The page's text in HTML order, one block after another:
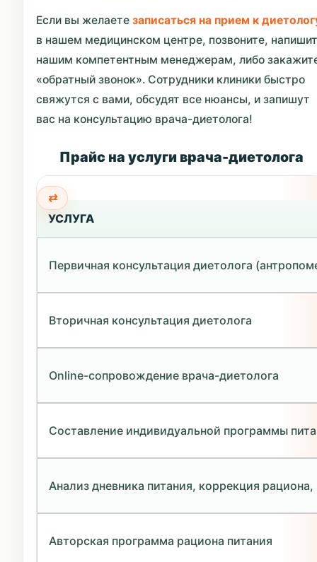
Если вы желаете записаться на прием к
в нашем медицинском центре, позвоните,
нашим компетентным менеджерам, либо
«обратный звонок». Сотрудники клиники быстро
свяжутся с вами, обсудят все нюансы, и запишут
вас на консультацию врача-диетолога!
Прайс на услуги врача-диетолога
УСЛУГА
Первичная консультация диетолога
Вторичная консультация диетолога
Online-сопровождение врача-диетолога
Составление индивидуальной программы
Анализ дневника питания, коррекция
Авторская программа рациона питания